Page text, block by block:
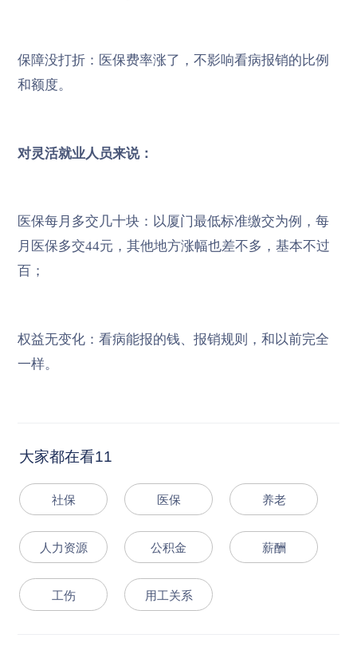
保障没打折：医保费率涨了，不影响看病报销的比例
和额度。
对灵活就业人员来说：
医保每月多交几十块：以厦门最低标准缴交为例，每
月医保多交44元，其他地方涨幅也差不多，基本不过
百；
权益无变化：看病能报的钱、报销规则，和以前完全
一样。
大家都在看11
社保 医保 养老
人力资源 公积金 薪酬
工伤 用工关系